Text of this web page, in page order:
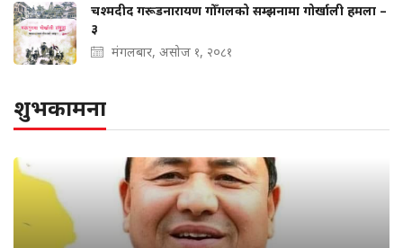
चश्मदीद गरूडनारायण गोँगलको सम्झनामा गोर्खाली हमला –
३
मंगलबार, असोज १, २०८१
शुभकामना